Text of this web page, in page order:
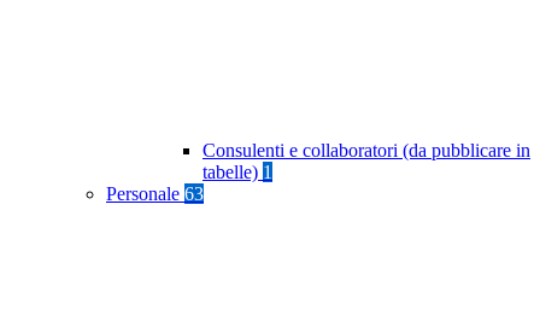
Consulenti e collaboratori (da pubblicare in
tabelle) 1
Personale 63